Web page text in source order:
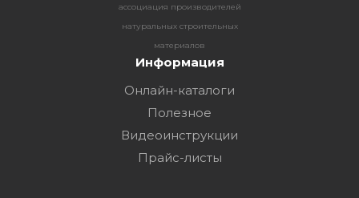
ассоциация производителей
натуральных строительных
материалов
Информация
Онлайн-каталоги
Полезное
Видеоинструкции
Прайс-листы